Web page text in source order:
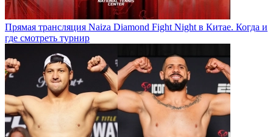
Прямая трансляция Naiza Diamond Fight Night в Китае. Когда и
где смотреть турнир